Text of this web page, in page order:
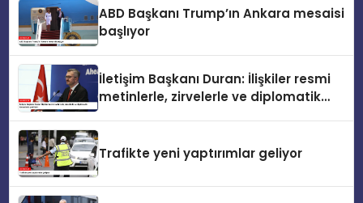
ABD Başkanı Trump’ın Ankara mesaisi
başlıyor
İletişim Başkanı Duran: İlişkiler resmi
metinlerle, zirvelerle ve diplomatik
Trafikte yeni yaptırımlar geliyor